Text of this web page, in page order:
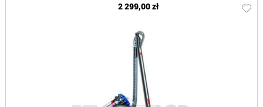
2 299,00 zł